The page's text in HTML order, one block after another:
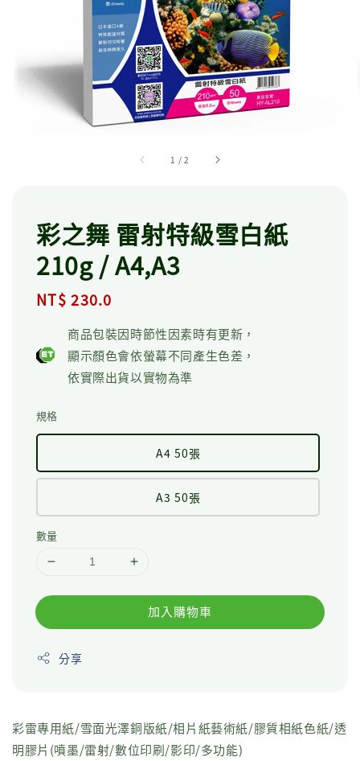
1 /2
彩之舞 雷射特級雪白紙
210g / A4,A3
Regular
NT$ 230.0
商品包裝因時節性因素時有更新，
顯示顏色會依螢幕不同產生色差，
依實際出貨以實物為準
規格
A4 50張
A3 50張
數量
加入購物車
分享
彩雷專用紙/雪面光澤銅版紙/相片紙藝術紙/膠質相紙色紙/透
明膠片(噴墨/雷射/數位印刷/影印/多功能)